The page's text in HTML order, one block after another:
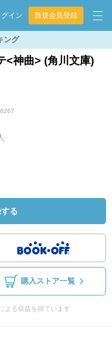
グイン 新規会員登録
ング
<神曲> (角川文庫)
る
購入ストア一覧
よる収益を得ています